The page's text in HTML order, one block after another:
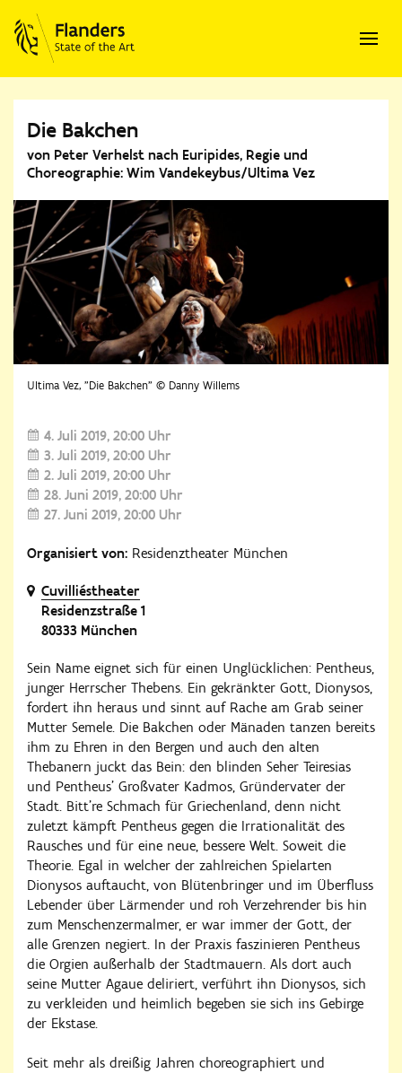
Die Bakchen
von Peter Verhelst nach Euripides, Regie und
Choreographie: Wim Vandekeybus/Ultima Vez
Ultima Vez, "Die Bakchen" © Danny Willems
4. Juli 2019 20:00 Uhr
3. Juli 2019 20:00 Uhr
2. Juli 2019 20:00 Uhr
28. Juni 2019 20:00 Uhr
27. Juni 2019 20:00 Uhr
Organisiert von: Residenztheater München
Cuvilliéstheater
Residenzstraße 1
80333 München
Sein Name eignet sich für einen Unglücklichen: Pentheus,
junger Herrscher Thebens. Ein gekränkter Gott, Dionysos,
fordert ihn heraus und sinnt auf Rache am Grab seiner
Mutter Semele. Die Bakchen oder Mänaden tanzen bereits
ihm zu Ehren in den Bergen und auch den alten
Thebanern juckt das Bein: den blinden Seher Teiresias
und Pentheus' Großvater Kadmos, Gründervater der
Stadt. Bitt're Schmach für Griechenland, denn nicht
zuletzt kämpft Pentheus gegen die Irrationalität des
Rausches und für eine neue, bessere Welt. Soweit die
Theorie. Egal in welcher der zahlreichen Spielarten
Dionysos auftaucht, von Blütenbringer und im Überfluss
Lebender über Lärmender und roh Verzehrender bis hin
zum Menschenzermalmer, er war immer der Gott, der
alle Grenzen negiert. In der Praxis faszinieren Pentheus
die Orgien außerhalb der Stadtmauern. Als dort auch
seine Mutter Agaue deliriert, verführt ihn Dionysos, sich
zu verkleiden und heimlich begeben sie sich ins Gebirge
der Ekstase.
Seit mehr als dreißig Jahren choreographiert und